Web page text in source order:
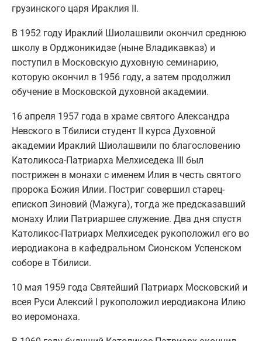
грузинского царя Ираклия II.
В 1952 году Ираклий Шиолашвили окончил среднюю
школу в Орджоникидзе (ныне Владикавказ) и
поступил в Московскую духовную семинарию,
которую окончил в 1956 году, а затем продолжил
обучение в Московской духовной академии.
16 апреля 1957 года в храме святого Александра
Невского в Тбилиси студент II курса Духовной
академии Ираклий Шиолашвили по благословению
Католикоса-Патриарха Мелхиседека III был
пострижен в монахи с именем Илия в честь cвятого
пророка Божия Илии. Постриг совершил старец-
епископ Зиновий (Мажуга), тогда же предсказавший
монаху Илии Патриаршее служение. Два дня спустя
Католикос-Патриарх Мелхиседек рукоположил его во
иеродиакона в кафедральном Сионском Успенском
соборе в Тбилиси.
10 мая 1959 года Святейший Патриарх Московский и
всея Руси Алексий I рукоположил иеродиакона Илию
во иеромонаха.